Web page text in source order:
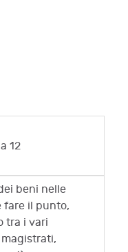
12
beni nelle
fare il punto,
tra i vari